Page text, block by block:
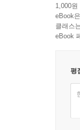
1,000
eBook
클래스
eBook
평